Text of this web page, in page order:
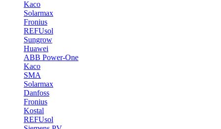
Kaco
Solarmax
Fronius
REFUsol
Sungrow
Huawei
ABB Power-One
Kaco
SMA
Solarmax
Danfoss
Fronius
Kostal
REFUsol